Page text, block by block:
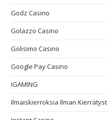
Godz Casino
Golazzo Casino
Golisimo Casino
Google Pay Casino
IGAMING
Ilmaiskierroksia Ilman